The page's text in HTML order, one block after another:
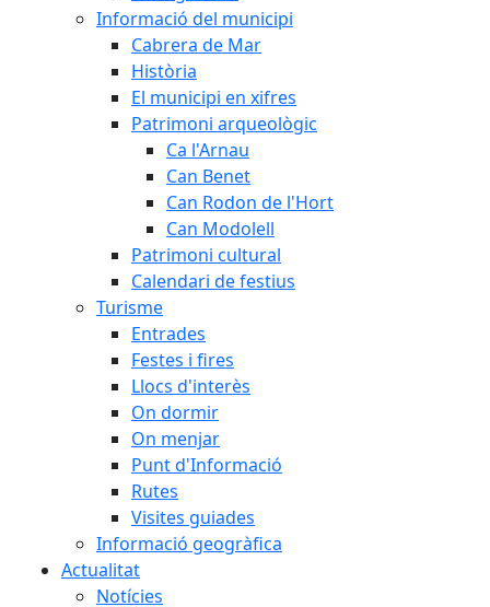
Informació del municipi
Cabrera de Mar
Història
El municipi en xifres
Patrimoni arqueològic
Ca l'Arnau
Can Benet
Can Rodon de l'Hort
Can Modolell
Patrimoni cultural
Calendari de festius
Turisme
Entrades
Festes i fires
Llocs d'interès
On dormir
On menjar
Punt d'Informació
Rutes
Visites guiades
Informació geogràfica
Actualitat
Notícies